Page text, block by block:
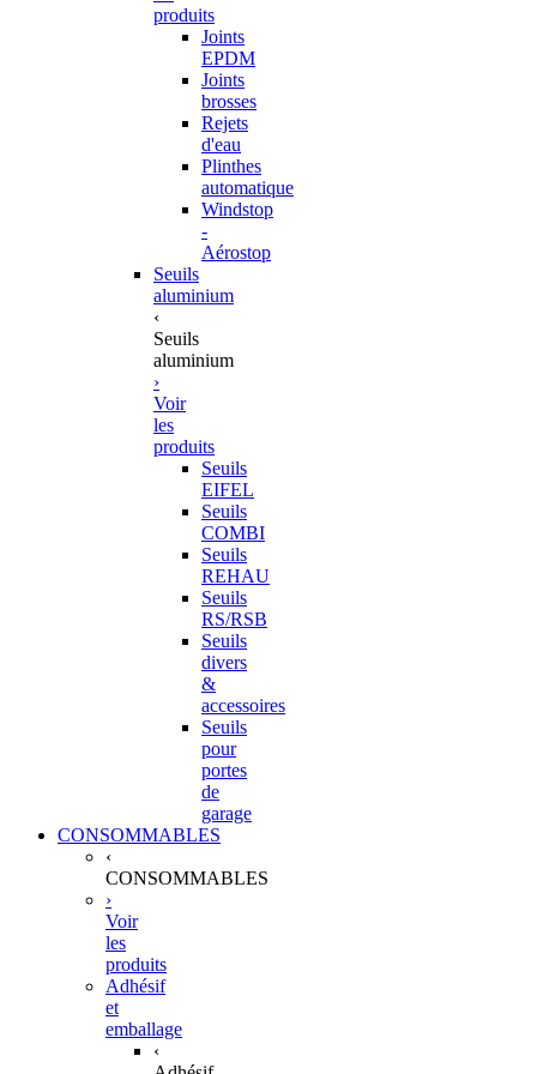
produits
Joints
EPDM
Joints
brosses
Rejets
d'eau
Plinthes
automatique
Windstop
-
Aérostop
Seuils
aluminium
‹
Seuils
aluminium
›
Voir
les
produits
Seuils
EIFEL
Seuils
COMBI
Seuils
REHAU
Seuils
RS/RSB
Seuils
divers
&
accessoires
Seuils
pour
portes
de
garage
CONSOMMABLES
‹
CONSOMMABLES
›
Voir
les
produits
Adhésif
et
emballage
‹